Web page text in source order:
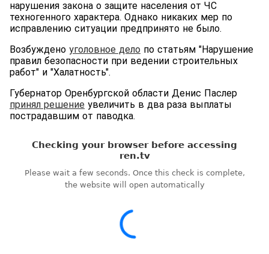
нарушения закона о защите населения от ЧС
техногенного характера. Однако никаких мер по
исправлению ситуации предпринято не было.
Возбуждено уголовное дело по статьям "Нарушение
правил безопасности при ведении строительных
работ" и "Халатность".
Губернатор Оренбургской области Денис Паслер
принял решение увеличить в два раза выплаты
пострадавшим от паводка.